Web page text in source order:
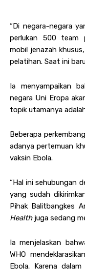
“Di negara-negara
perlukan 500 team
mobil jenazah
pelatihan. Saat ini
Ia menyampaikan
negara Uni Eropa
topik utamanya
Beberapa
adanya pertemuan
vaksin Ebola.
“Hal ini sehubungan
yang sudah
Pihak Balitbangkes
Healthjuga sedang
Ia menjelaskan
WHO
Ebola. Karena